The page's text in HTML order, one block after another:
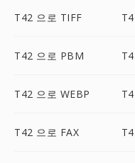
T42 으로 TIFF
T42 으로 PBM
T42 으로 WEBP
T42 으로 FAX